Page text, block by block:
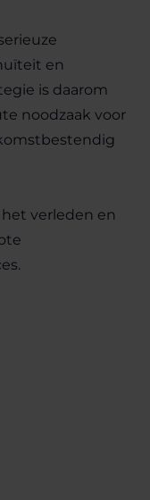
en
is daarom
noodzaak voor
verleden en